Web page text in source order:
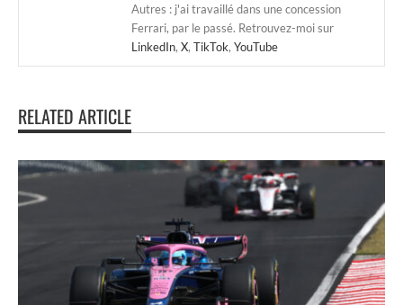
Autres : j'ai travaillé dans une concession
Ferrari, par le passé. Retrouvez-moi sur
LinkedIn, X, TikTok, YouTube
RELATED ARTICLE